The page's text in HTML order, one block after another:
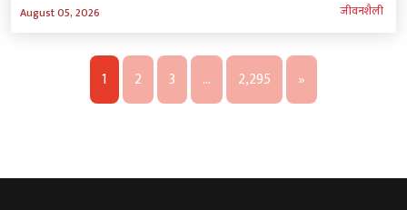
August 05, 2026 जीवनशैली
1 2 3 … 2,295 »